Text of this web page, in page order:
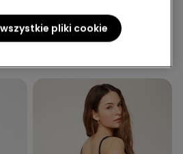
Wykończenie
54,99 zł 16,49 zł
Najniższa cena z 30 dni przed obniżką:
27,49 zł -40%
pliki cookie